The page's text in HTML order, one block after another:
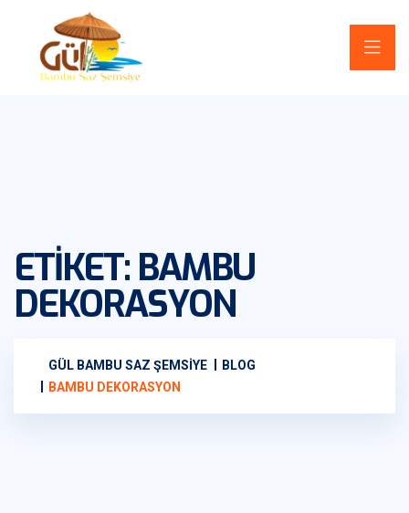
ETIKET: BAMBU
DEKORASYON
GÜL BAMBU SAZ ŞEMSIYE
BLOG
BAMBU DEKORASYON